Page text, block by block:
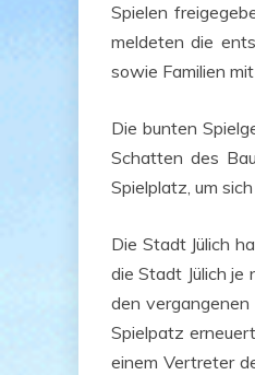
Spie­len
mel­de­ten die
sowie Fami­li­en
Die bun­ten
Schat­ten des
Spiel­platz, um
Die Stadt Jülich
die Stadt Jülich
den
Spielpatz
einem Ver­tre­ter